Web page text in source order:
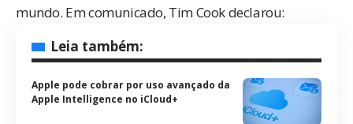
mundo. Emcomunicado, Tim Cook declarou:
Leia também:
Apple pode cobrar por uso avançado da
Apple Intelligence no iCloud+